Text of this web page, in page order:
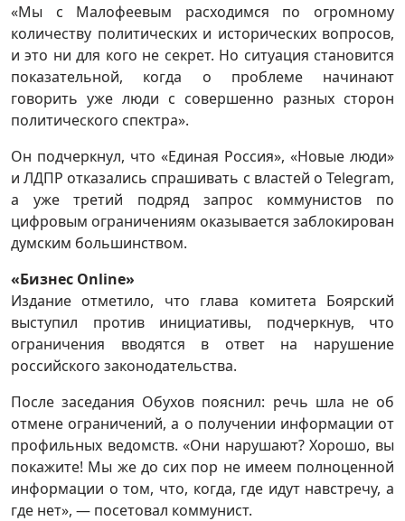
«Мы с Малофеевым расходимся по огромному
количеству политических и исторических вопросов,
и это ни для кого не секрет. Но ситуация становится
показательной, когда о проблеме начинают
говорить уже люди с совершенно разных сторон
политического спектра».
Он подчеркнул, что «Единая Россия», «Новые люди»
и ЛДПР отказались спрашивать с властей о Telegram,
а уже третий подряд запрос коммунистов по
цифровым ограничениям оказывается заблокирован
думским большинством.
«Бизнес Online»
Издание отметило, что глава комитета Боярский
выступил против инициативы, подчеркнув, что
ограничения вводятся в ответ на нарушение
российского законодательства.
После заседания Обухов пояснил: речь шла не об
отмене ограничений, а о получении информации от
профильных ведомств. «Они нарушают? Хорошо, вы
покажите! Мы же до сих пор не имеем полноценной
информации о том, что, когда, где идут навстречу, а
где нет», — посетовал коммунист.